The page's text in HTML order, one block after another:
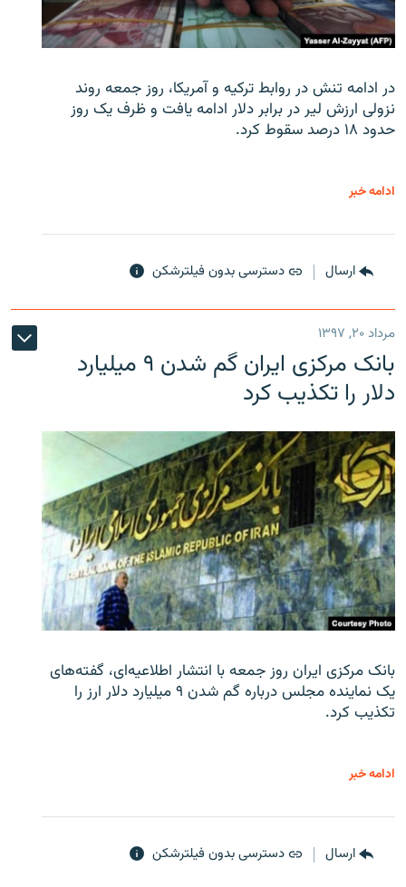
در ادامه تنش در روابط ترکیه و آمریکا، روز جمعه روند
نزولی ارزش لیر در برابر دلار ادامه یافت و ظرف یک روز
حدود ۱۸ درصد سقوط کرد.
ادامه خبر
ارسال دسترسی بدون فیلترشکن
مرداد ۲۰, ۱۳۹۷
بانک مرکزی ایران گم شدن ۹ میلیارد
دلار را تکذیب کرد
بانک مرکزی ایران روز جمعه با انتشار اطلاعیه‌ای، گفته‌های
یک نماینده مجلس درباره گم شدن ۹ میلیارد دلار ارز را
تکذیب کرد.
ادامه خبر
ارسال دسترسی بدون فیلترشکن